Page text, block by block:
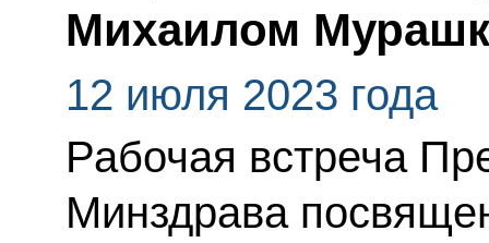
Михаилом
12 июля 2023 года
Рабочая встреча
Минздрава